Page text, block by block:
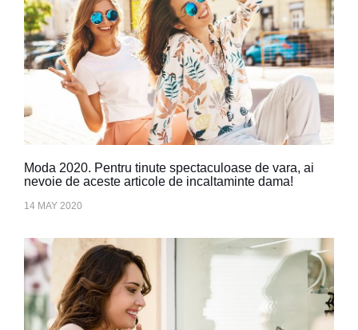
Moda 2020. Pentru tinute spectaculoase de vara, ai
nevoie de aceste articole de incaltaminte dama!
14 MAY 2020